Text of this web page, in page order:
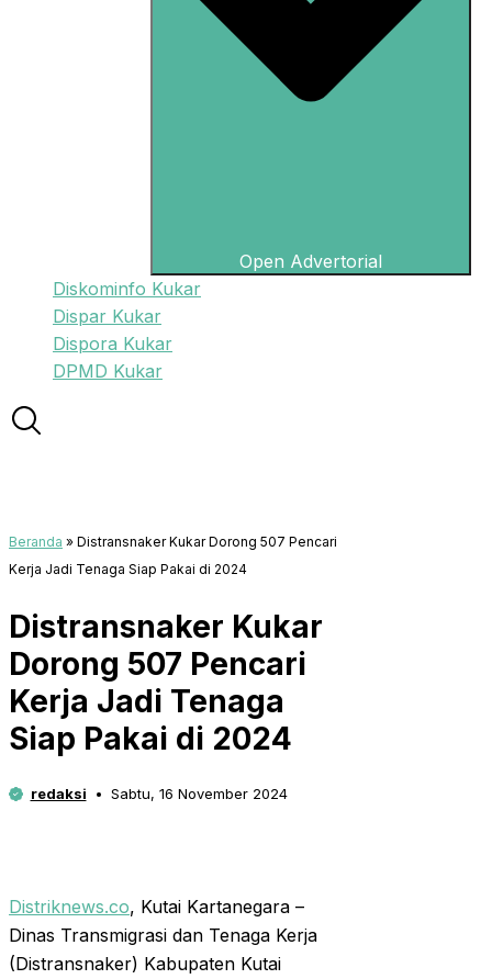
Open Advertorial
Diskominfo Kukar
Dispar Kukar
Dispora Kukar
DPMD Kukar
Beranda » Distransnaker Kukar Dorong 507 Pencari
Kerja Jadi Tenaga Siap Pakai di 2024
Distransnaker Kukar
Dorong 507 Pencari
Kerja Jadi Tenaga
Siap Pakai di 2024
redaksi Sabtu, 16 November 2024
Distriknews.co, Kutai Kartanegara –
Dinas Transmigrasi dan Tenaga Kerja
(Distransnaker) Kabupaten Kutai